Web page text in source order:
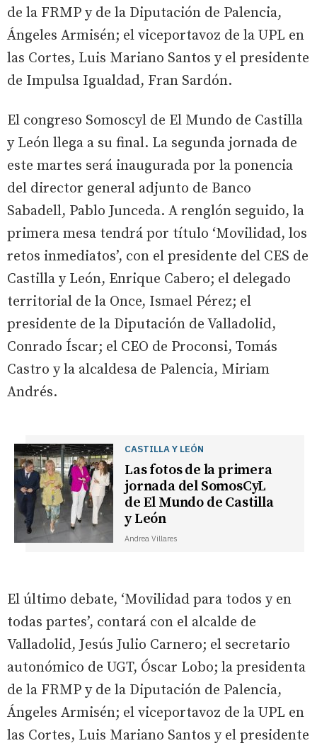
de la FRMP y de la Diputación de Palencia,
Ángeles Armisén; el viceportavoz de la UPL en
las Cortes, Luis Mariano Santos y el presidente
de Impulsa Igualdad, Fran Sardón.
El congreso Somoscyl de El Mundo de Castilla
y León llega a su final. La segunda jornada de
este martes será inaugurada por la ponencia
del director general adjunto de Banco
Sabadell, Pablo Junceda. A renglón seguido, la
primera mesa tendrá por título ‘Movilidad, los
retos inmediatos’, con el presidente del CES de
Castilla y León, Enrique Cabero; el delegado
territorial de la Once, Ismael Pérez; el
presidente de la Diputación de Valladolid,
Conrado Íscar; el CEO de Proconsi, Tomás
Castro y la alcaldesa de Palencia, Miriam
Andrés.
CASTILLA Y LEÓN
Las fotos de la primera
jornada del SomosCyL
de El Mundo de Castilla
y León
Andrea Villares
El último debate, ‘Movilidad para todos y en
todas partes’, contará con el alcalde de
Valladolid, Jesús Julio Carnero; el secretario
autonómico de UGT, Óscar Lobo; la presidenta
de la FRMP y de la Diputación de Palencia,
Ángeles Armisén; el viceportavoz de la UPL en
las Cortes, Luis Mariano Santos y el presidente